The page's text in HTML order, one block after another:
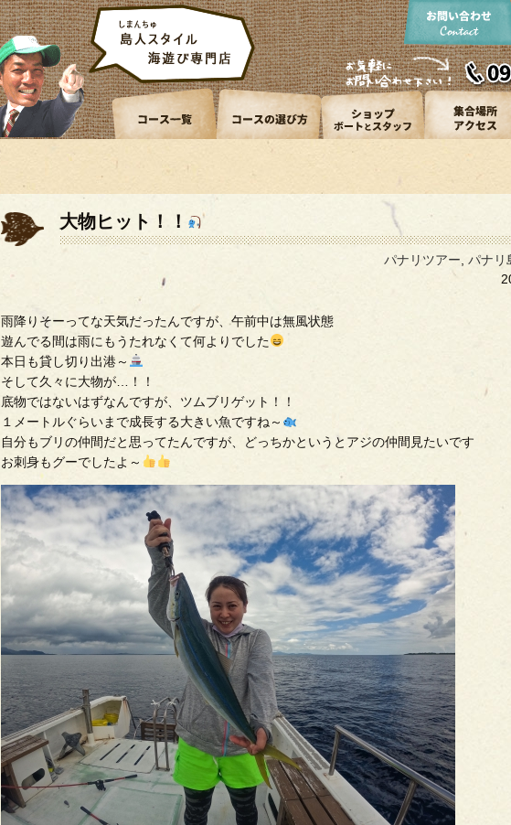
大物ヒット！！
パナリツアー パナリ
雨降りそーってな天気だったんですが、午前中は無風状態
遊んでる間は雨にもうたれなくて何よりでした
本日も貸し切り出港～
そして久々に大物が…！！
底物ではないはずなんですが、ツムブリゲット！！
１メートルぐらいまで成長する大きい魚ですね～
自分もブリの仲間だと思ってたんですが、どっちかというとアジの仲間見たいです
お刺身もグーでしたよ～